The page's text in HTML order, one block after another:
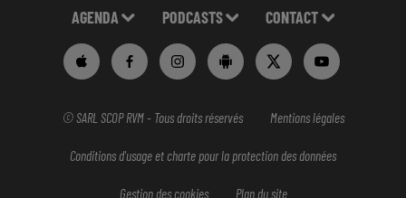
AGENDA PODCASTS CONTACT
© SARL SCOP RVM - Tous droits réservés Mentions légales
Conditions d'usage et charte pour la protection des données
Gestion des cookies Plan du site